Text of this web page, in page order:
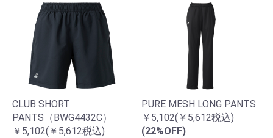
CLUB SHORT
PANTS（BWG4432C）
￥5,102(￥5,612税込)
PURE MESH LONG PANTS
￥5,102(￥5,612税込)
(22%OFF)